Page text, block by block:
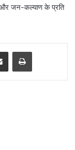
और जन-कल्याण के प्रति
Share via Email Print